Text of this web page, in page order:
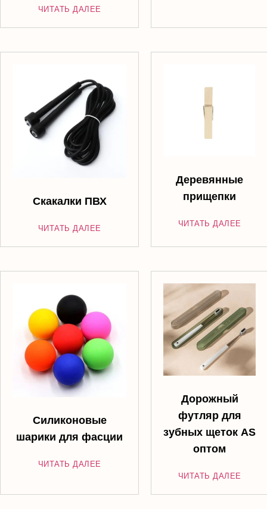
ЧИТАТЬ ДАЛЕЕ
Скакалки ПВХ
ЧИТАТЬ ДАЛЕЕ
Деревянные
прищепки
ЧИТАТЬ ДАЛЕЕ
Силиконовые
шарики для фасции
ЧИТАТЬ ДАЛЕЕ
Дорожный
футляр для
зубных щеток AS
оптом
ЧИТАТЬ ДАЛЕЕ